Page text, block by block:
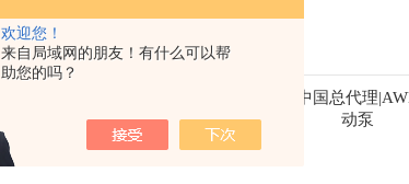
欢迎您！
来自局域网的朋友！有什么可以帮
助您的吗？
理商现货
HAWE中国总代理
动泵